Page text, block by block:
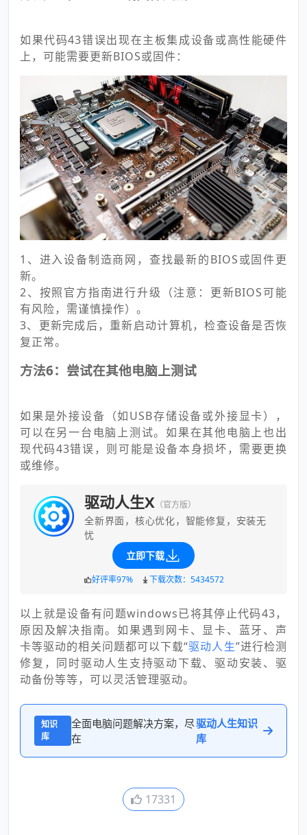
如果代码43错误出现在主板集成设备或高性能硬件
上，可能需要更新BIOS或固件：
1、进入设备制造商网，查找最新的BIOS或固件更
新。
2、按照官方指南进行升级（注意：更新BIOS可能
有风险，需谨慎操作）。
3、更新完成后，重新启动计算机，检查设备是否恢
复正常。
方法6：尝试在其他电脑上测试
如果是外接设备（如USB存储设备或外接显卡），
可以在另一台电脑上测试。如果在其他电脑上也出
现代码43错误，则可能是设备本身损坏，需要更换
或维修。
驱动人生X （官方版）
全新界面，核心优化，智能修复，安装无
忧
立即下载
好评率97% 下载次数：5434572
以上就是设备有问题windows已将其停止代码43，
原因及解决指南。如果遇到网卡、显卡、蓝牙、声
卡等驱动的相关问题都可以下载“驱动人生”进行检测
修复，同时驱动人生支持驱动下载、驱动安装、驱
动备份等等，可以灵活管理驱动。
知识
库
全面电脑问题解决方案，尽
在
驱动人生知识
库
17331